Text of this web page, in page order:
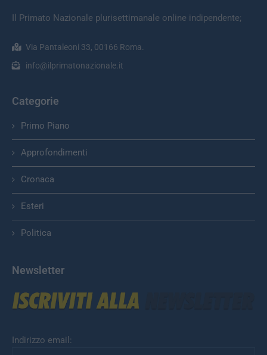
Il Primato Nazionale plurisettimanale online indipendente;
Via Pantaleoni 33, 00166 Roma.
info@ilprimatonazionale.it
Categorie
Primo Piano
Approfondimenti
Cronaca
Esteri
Politica
Newsletter
Indirizzo email: